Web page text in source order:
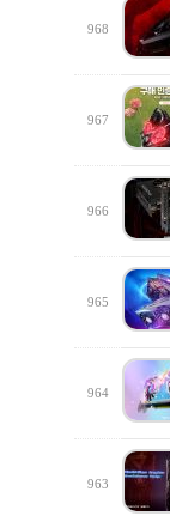
968
967
966
965
964
963